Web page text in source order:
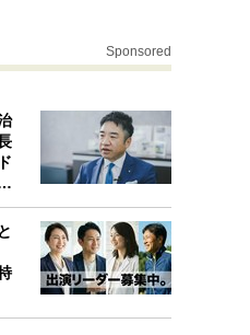
Sponsored